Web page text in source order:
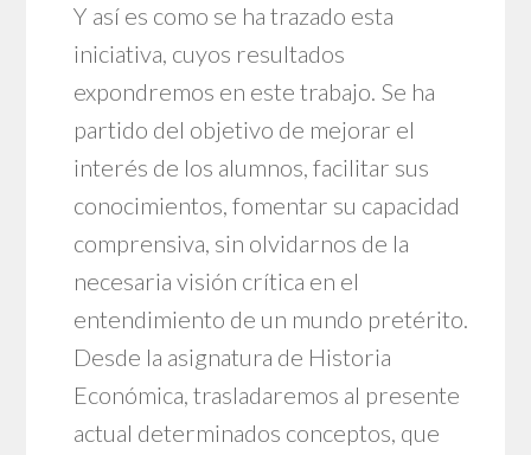
Y así es como se ha trazado esta
iniciativa, cuyos resultados
expondremos en este trabajo. Se ha
partido del objetivo de mejorar el
interés de los alumnos, facilitar sus
conocimientos, fomentar su capacidad
comprensiva, sin olvidarnos de la
necesaria visión crítica en el
entendimiento de un mundo pretérito.
Desde la asignatura de Historia
Económica, trasladaremos al presente
actual determinados conceptos, que